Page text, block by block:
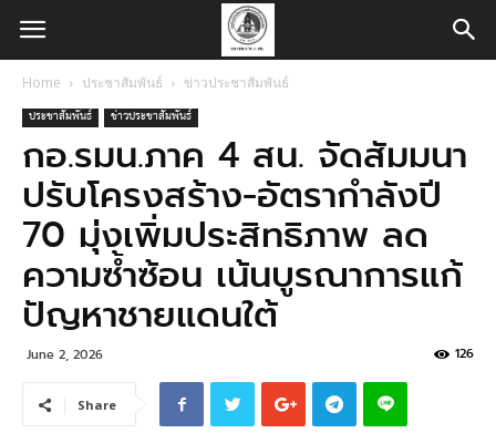
Home ประชาสัมพันธ์ ข่าวประชาสัมพันธ์
ประชาสัมพันธ์ ข่าวประชาสัมพันธ์
กอ.รมน.ภาค 4 สน. จัดสัมมนา
ปรับโครงสร้าง-อัตรากำลังปี
70 มุ่งเพิ่มประสิทธิภาพ ลด
ความซ้ำซ้อน เน้นบูรณาการแก้
ปัญหาชายแดนใต้
June 2, 2026 126
Share